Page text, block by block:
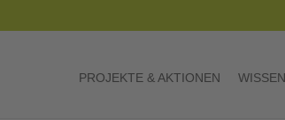
PROJEKTE & AKTIONEN WISSEN